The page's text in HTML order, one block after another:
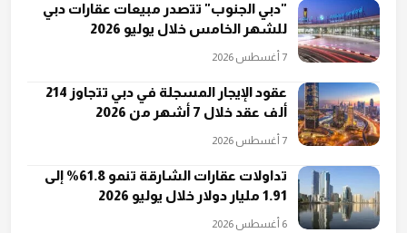
"دبي الجنوب" تتصدر مبيعات عقارات دبي
للشهر الخامس خلال يوليو 2026
7 أغسطس 2026
عقود الإيجار المسجلة في دبي تتجاوز 214
ألف عقد خلال 7 أشهر من 2026
7 أغسطس 2026
تداولات عقارات الشارقة تنمو 61.8% إلى
1.91 مليار دولار خلال يوليو 2026
6 أغسطس 2026